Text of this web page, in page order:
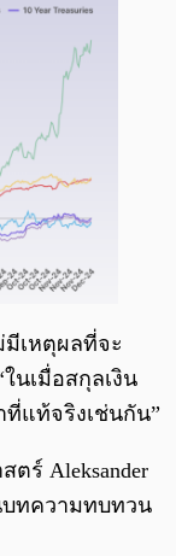
เหตุผลที่จะ
นเมื่อสกุลเงิน
แท้จริงเช่นกัน”
ตร์ Aleksander
นบทความทบทวน